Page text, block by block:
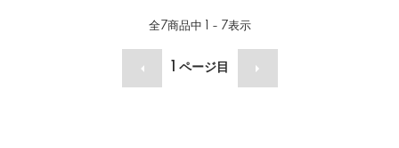
全7商品中 1 - 7表示
ページ目